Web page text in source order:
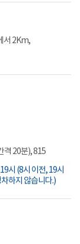
서 2Km,
격 20분), 815
시 (8시 이전, 19시
하지 않습니다.)